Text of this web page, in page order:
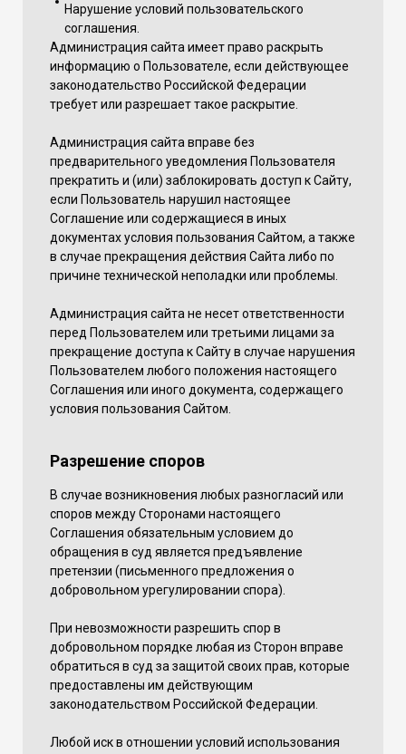
Нарушение условий пользовательского
соглашения.
Администрация сайта имеет право раскрыть
информацию о Пользователе, если действующее
законодательство Российской Федерации
требует или разрешает такое раскрытие.
Администрация сайта вправе без
предварительного уведомления Пользователя
прекратить и (или) заблокировать доступ к Сайту,
если Пользователь нарушил настоящее
Соглашение или содержащиеся в иных
документах условия пользования Сайтом, а также
в случае прекращения действия Сайта либо по
причине технической неполадки или проблемы.
Администрация сайта не несет ответственности
перед Пользователем или третьими лицами за
прекращение доступа к Сайту в случае нарушения
Пользователем любого положения настоящего
Соглашения или иного документа, содержащего
условия пользования Сайтом.
Разрешение споров
В случае возникновения любых разногласий или
споров между Сторонами настоящего
Соглашения обязательным условием до
обращения в суд является предъявление
претензии (письменного предложения о
добровольном урегулировании спора).
При невозможности разрешить спор в
добровольном порядке любая из Сторон вправе
обратиться в суд за защитой своих прав, которые
предоставлены им действующим
законодательством Российской Федерации.
Любой иск в отношении условий использования